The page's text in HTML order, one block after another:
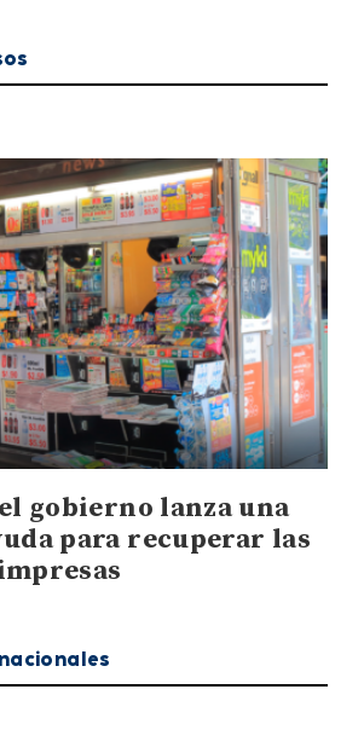
gobierno lanza una
para recuperar las